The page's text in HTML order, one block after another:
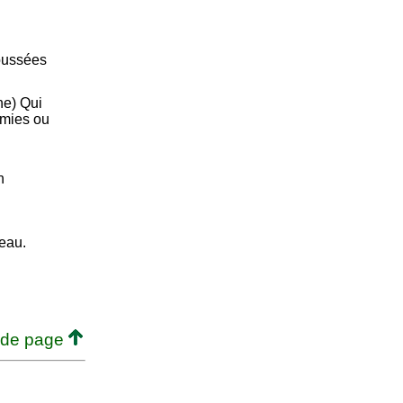
Qui
ou
page